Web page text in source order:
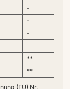
-
-
-
**
**
(EU) Nr.